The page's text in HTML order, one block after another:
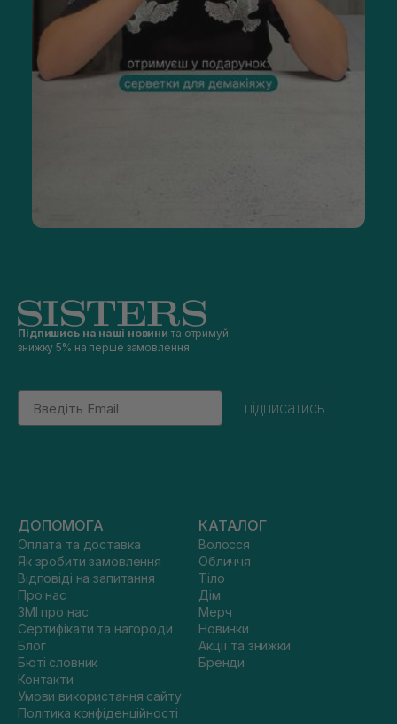
Підпишись на наші новини та отримуй
знижку 5% на перше замовлення
Email
підписатись
ДОПОМОГА
Оплата та доставка
Як зробити замовлення
Відповіді на запитання
Про нас
ЗМІ про нас
Сертифікати та нагороди
Блог
Бюті словник
Контакти
Умови використання сайту
Політика конфіденційності
КАТАЛОГ
Волосся
Обличчя
Тіло
Дім
Мерч
Новинки
Акції та знижки
Бренди